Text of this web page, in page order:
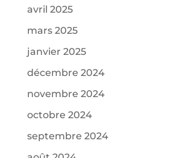
avril 2025
mars 2025
janvier 2025
décembre 2024
novembre 2024
octobre 2024
septembre 2024